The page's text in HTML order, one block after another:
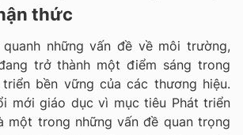
thức
những vấn đề về môi trường,
trở thành một điểm sáng trong
bền vững của các thương hiệu.
mới giáo dục vì mục tiêu Phát triển
một trong những vấn đề quan trọng